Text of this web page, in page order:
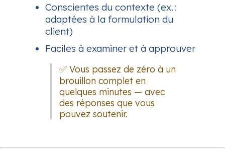
Conscientes du contexte (ex. :
adaptées à la formulation du
client)
Faciles à examiner et à approuver
✅ Vous passez de zéro à un
brouillon complet en
quelques minutes — avec
des réponses que vous
pouvez soutenir.